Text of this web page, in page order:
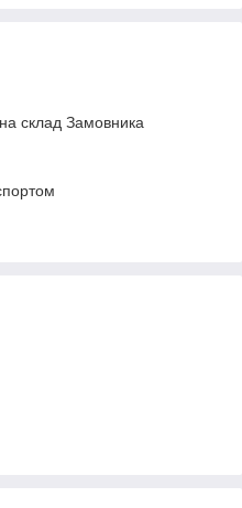
склад Замовника